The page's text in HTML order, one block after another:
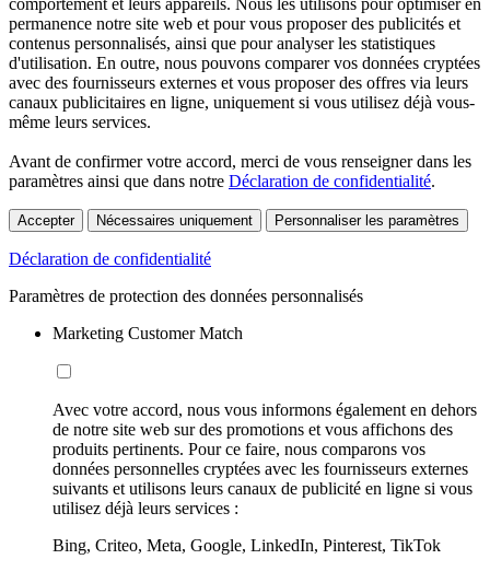
permanence notre site web et pour vous proposer des publicités et
contenus personnalisés, ainsi que pour analyser les statistiques
d'utilisation. En outre, nous pouvons comparer vos données cryptées
avec des fournisseurs externes et vous proposer des offres via leurs
canaux publicitaires en ligne, uniquement si vous utilisez déjà vous-
même leurs services.
Avant de confirmer votre accord, merci de vous renseigner dans les
paramètres ainsi que dans notre Déclaration de confidentialité.
Accepter Nécessaires uniquement Personnaliser les paramètres
Déclaration de confidentialité
Paramètres de protection des données personnalisés
Marketing Customer Match
Avec votre accord, nous vous informons également en dehors
de notre site web sur des promotions et vous affichons des
produits pertinents. Pour ce faire, nous comparons vos
données personnelles cryptées avec les fournisseurs externes
suivants et utilisons leurs canaux de publicité en ligne si vous
utilisez déjà leurs services :
Bing, Criteo, Meta, Google, LinkedIn, Pinterest, TikTok